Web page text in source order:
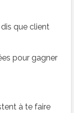
que client
pour gagner
à te faire